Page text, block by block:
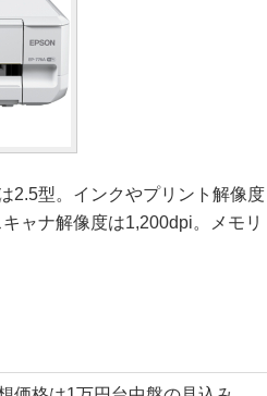
2.5型。インクやプリント解像度
ャナ解像度は1,200dpi。メモリ